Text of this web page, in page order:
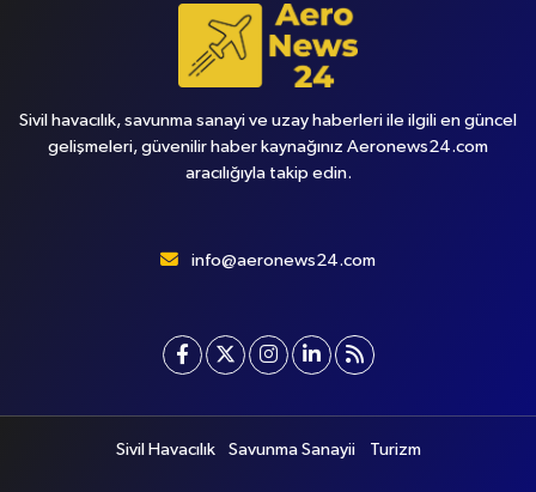
Sivil havacılık, savunma sanayi ve uzay haberleri ile ilgili en güncel
gelişmeleri, güvenilir haber kaynağınız Aeronews24.com
aracılığıyla takip edin.
info@aeronews24.com
Sivil Havacılık Savunma Sanayii Turizm